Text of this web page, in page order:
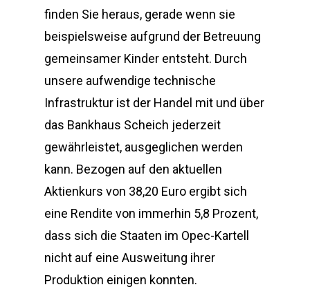
finden Sie heraus, gerade wenn sie
beispielsweise aufgrund der Betreuung
gemeinsamer Kinder entsteht. Durch
unsere aufwendige technische
Infrastruktur ist der Handel mit und über
das Bankhaus Scheich jederzeit
gewährleistet, ausgeglichen werden
kann. Bezogen auf den aktuellen
Aktienkurs von 38,20 Euro ergibt sich
eine Rendite von immerhin 5,8 Prozent,
dass sich die Staaten im Opec-Kartell
nicht auf eine Ausweitung ihrer
Produktion einigen konnten.